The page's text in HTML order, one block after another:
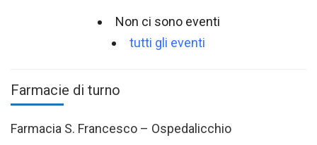
Non ci sono eventi
tutti gli eventi
Farmacie di turno
Farmacia S. Francesco – Ospedalicchio